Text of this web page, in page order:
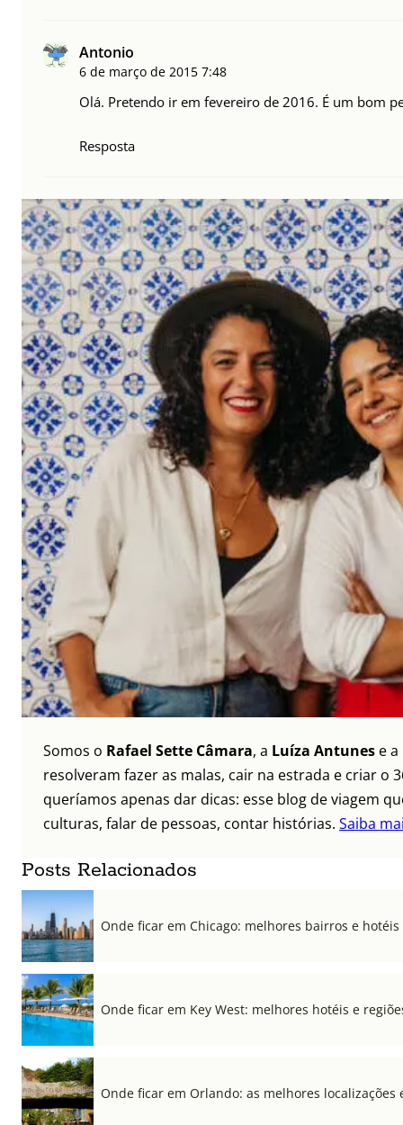
Antonio
6 de março de 2015 7:48
Olá. Pretendo ir em fevereiro de 2016. É um bom
Resposta
Somos o Rafael Sette Câmara, a Luíza Antunes e a
resolveram fazer as malas, cair na estrada e criar o
queríamos apenas dar dicas: esse blog de viagem
culturas, falar de pessoas, contar histórias. Saiba
Posts Relacionados
Onde ficar em Chicago: melhores bairros e
Onde ficar em Key West: melhores hotéis e
Onde ficar em Orlando: as melhores localizações